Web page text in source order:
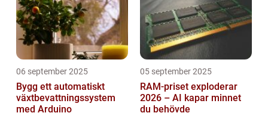
06 september 2025
Bygg ett automatiskt
växtbevattningssystem
med Arduino
05 september 2025
RAM-priset exploderar
2026 – AI kapar minnet
du behövde